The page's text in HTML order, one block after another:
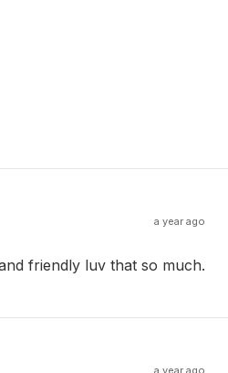
a year ago
friendly luv that so much.